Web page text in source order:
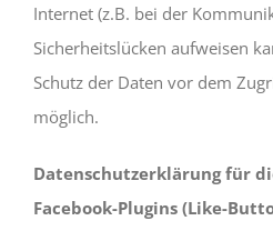
Internet (z.B. bei der
Sicherheitslücken aufweisen
Schutz der Daten vor dem
möglich.
Datenschutzerklärung für
Facebook-Plugins (Like-